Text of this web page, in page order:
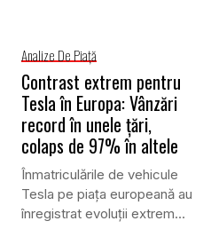
Analize De Piață
Contrast extrem pentru
Tesla în Europa: Vânzări
record în unele țări,
colaps de 97% în altele
Înmatriculările de vehicule
Tesla pe piața europeană au
înregistrat evoluții extrem